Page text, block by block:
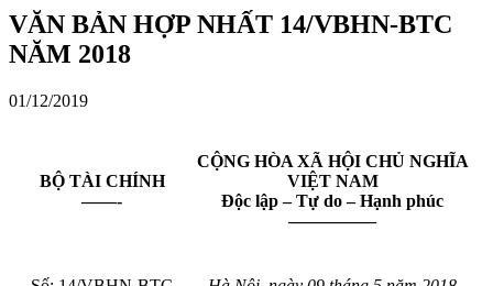
VĂN BẢN HỢP NHẤT 14/VBHN-BTC
NĂM 2018
01/12/2019
BỘ TÀI CHÍNH
——-
CỘNG HÒA XÃ HỘI CHỦ NGHĨA
VIỆT NAM
Độc lập – Tự do – Hạnh phúc
—————